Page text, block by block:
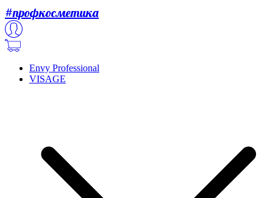
#профкосметика
Envy Professional
VISAGE